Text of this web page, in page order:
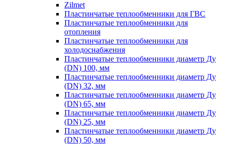
Zilmet
Пластинчатые теплообменники для ГВС
Пластинчатые теплообменники для
отопления
Пластинчатые теплообменники для
холодоснабжения
Пластинчатые теплообменники диаметр Ду
(DN) 100, мм
Пластинчатые теплообменники диаметр Ду
(DN) 32, мм
Пластинчатые теплообменники диаметр Ду
(DN) 65, мм
Пластинчатые теплообменники диаметр Ду
(DN) 25, мм
Пластинчатые теплообменники диаметр Ду
(DN) 50, мм